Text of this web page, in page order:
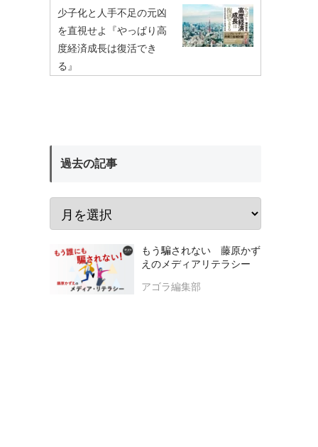
少子化と人手不足の元凶
を直視せよ『やっぱり高
度経済成長は復活でき
る』
過去の記事
もう騙されない 藤原かず
えのメディアリテラシー
アゴラ編集部